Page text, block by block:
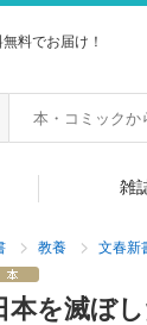
料でお届け！
雑
教養 文春新
本を滅ぼ